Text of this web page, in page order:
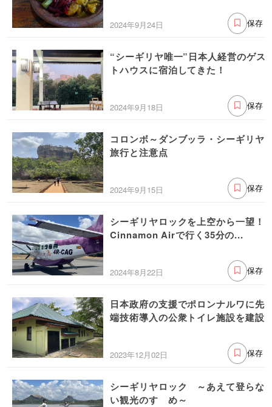
2024年9月24日 保存
“シーギリヤ唯一”日本人経営のゲス
トハウスに宿泊してきた！
2024年9月18日 保存
コロンボ～ダンブッラ・シーギリヤ
旅行と注意点
2024年9月15日 保存
シーギリヤロックを上空から一望！
Cinnamon Airで行く35分の...
2024年8月22日 保存
日本政府の支援でポロンナルワに先
端技術導入の公衆トイレ施設を建設
2023年12月02日 保存
シーギリヤロック ～あえて登らな
い観光のすゝめ～